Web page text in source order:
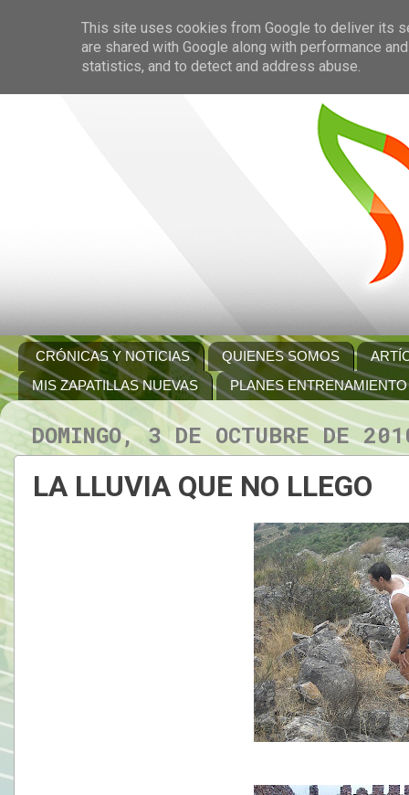
CRÓNICAS Y NOTICIAS QUIENES SOMOS
MIS ZAPATILLAS NUEVAS
PLANES ENTRENAMIENTO
DOMINGO, 3 DE OCTUBRE DE
LA LLUVIA QUE NO LLEGO
This site uses cookies from Google to deliver its
are shared with Google along with performance
statistics, and to detect and address abuse.